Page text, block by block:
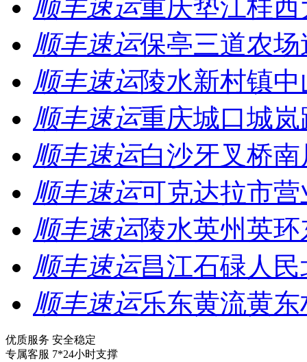
顺丰速运重庆垫江桂
顺丰速运保亭三道农
顺丰速运陵水新村镇
顺丰速运重庆城口城
顺丰速运白沙牙叉桥
顺丰速运可克达拉市营
顺丰速运陵水英州英
顺丰速运昌江石碌人
顺丰速运乐东黄流黄
优质服务 安全稳定
专属客服 7*24小时支撑